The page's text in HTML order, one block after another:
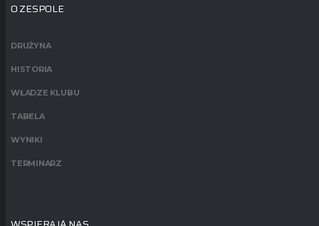
O ZESPOLE
DRUŻYNA
HISTORIA
WŁADZE KLUBU
TABELA
WYNIKI
TERMINARZ